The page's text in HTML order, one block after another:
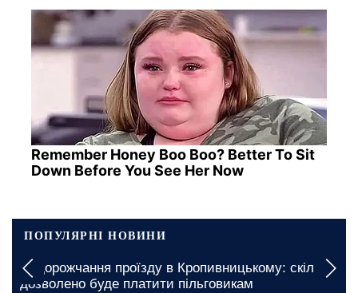
Remember Honey Boo Boo? Better To Sit
Down Before You See Her Now
ПОПУЛЯРНІ НОВИНИ
Дефіцит продуктів в Житомирській області: про
яку проблему стало відомо